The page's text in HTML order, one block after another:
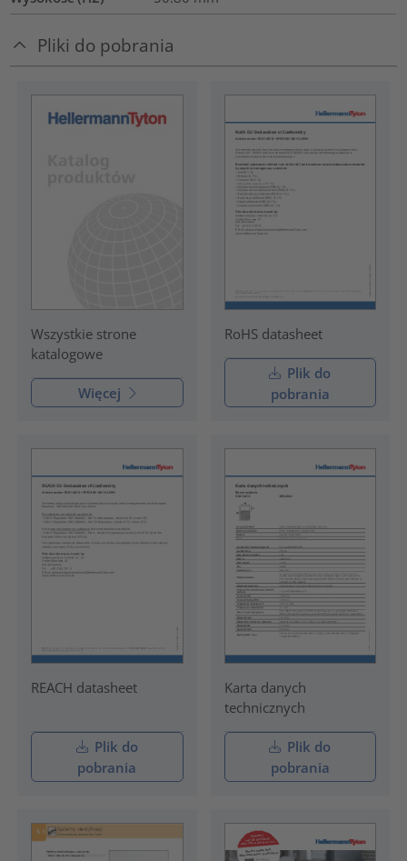
Pliki do pobrania
Wszystkie strone
katalogowe
Więcej
RoHS datasheet
Plik do
pobrania
REACH datasheet
Plik do
pobrania
Karta danych
technicznych
Plik do
pobrania